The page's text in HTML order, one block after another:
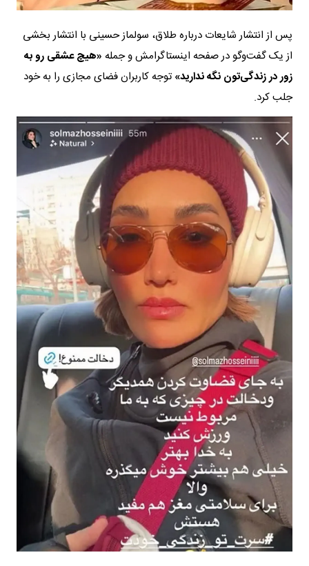
پس از انتشار شایعات درباره طلاق، سولماز حسینی با انتشار بخشی
از یک گفت‌وگو در صفحه اینستاگرامش و جمله «هیچ عشقی رو به
زور در زندگی‌تون نگه ندارید» توجه کاربران فضای مجازی را به خود
جلب کرد.